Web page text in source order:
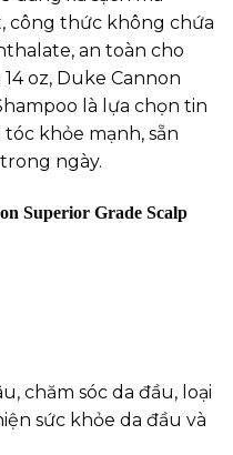
công thức không chứa
an toàn cho
oz, Duke Cannon
là lựa chọn tin
tóc khỏe mạnh, sẵn
ngày.
Superior Grade Scalp
chăm sóc da đầu, loại
sức khỏe da đầu và